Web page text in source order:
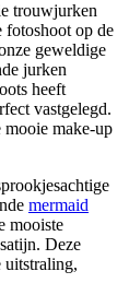
trouwjurken
fotoshoot op de
geweldige
jurken
heeft
vastgelegd.
mooie make-up
mermaid
mooiste
Deze
uitstraling,